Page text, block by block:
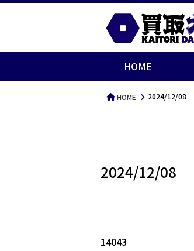
HOME
HOME 2024/12/08
2024/12/08
14043